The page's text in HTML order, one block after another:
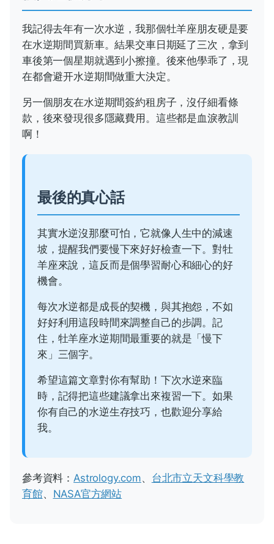
我記得去年有一次水逆，我那個牡羊座朋友硬是要
在水逆期間買新車。結果交車日期延了三次，拿到
車後第一個星期就遇到小擦撞。後來他學乖了，現
在都會避开水逆期間做重大決定。
另一個朋友在水逆期間簽約租房子，沒仔細看條
款，後來發現很多隱藏費用。這些都是血淚教訓
啊！
最後的真心話
其實水逆沒那麼可怕，它就像人生中的減速
坡，提醒我們要慢下來好好檢查一下。對牡
羊座來說，這反而是個學習耐心和細心的好
機會。
每次水逆都是成長的契機，與其抱怨，不如
好好利用這段時間來調整自己的步調。記
住，牡羊座水逆期間最重要的就是「慢下
來」三個字。
希望這篇文章對你有幫助！下次水逆來臨
時，記得把這些建議拿出來複習一下。如果
你有自己的水逆生存技巧，也歡迎分享給
我。
參考資料：Astrology.com、 台北市立天文科學教
育館、 NASA官方網站